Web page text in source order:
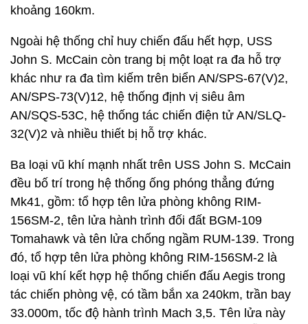
khoảng 160km.
Ngoài hệ thống chỉ huy chiến đấu hết hợp, USS
John S. McCain còn trang bị một loạt ra đa hỗ trợ
khác như ra đa tìm kiếm trên biển AN/SPS-67(V)2,
AN/SPS-73(V)12, hệ thống định vị siêu âm
AN/SQS-53C, hệ thống tác chiến điện tử AN/SLQ-
32(V)2 và nhiều thiết bị hỗ trợ khác.
Ba loại vũ khí mạnh nhất trên USS John S. McCain
đều bố trí trong hệ thống ống phóng thẳng đứng
Mk41, gồm: tổ hợp tên lửa phòng không RIM-
156SM-2, tên lửa hành trình đối đất BGM-109
Tomahawk và tên lửa chống ngầm RUM-139. Trong
đó, tổ hợp tên lửa phòng không RIM-156SM-2 là
loại vũ khí kết hợp hệ thống chiến đấu Aegis trong
tác chiến phòng vệ, có tầm bắn xa 240km, trần bay
33.000m, tốc độ hành trình Mach 3,5. Tên lửa này